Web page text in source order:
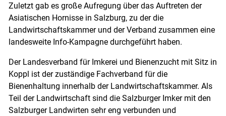
Zuletzt gab es große Aufregung über das Auftreten der
Asiatischen Hornisse in Salzburg, zu der die
Landwirtschaftskammer und der Verband zusammen eine
landesweite Info-Kampagne durchgeführt haben.
Der Landesverband für Imkerei und Bienenzucht mit Sitz in
Koppl ist der zuständige Fachverband für die
Bienenhaltung innerhalb der Landwirtschaftskammer. Als
Teil der Landwirtschaft sind die Salzburger Imker mit den
Salzburger Landwirten sehr eng verbunden und